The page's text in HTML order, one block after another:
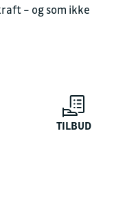
– og som ikke
TILBUD